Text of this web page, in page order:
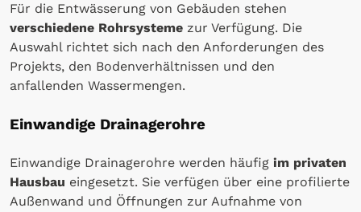
Für die Entwässerung von Gebäuden stehen
verschiedene Rohrsysteme zur Verfügung. Die
Auswahl richtet sich nach den Anforderungen des
Projekts, den Bodenverhältnissen und den
anfallenden Wassermengen.
Einwandige Drainagerohre
Einwandige Drainagerohre werden häufig im privaten
Hausbau eingesetzt. Sie verfügen über eine profilierte
Außenwand und Öffnungen zur Aufnahme von